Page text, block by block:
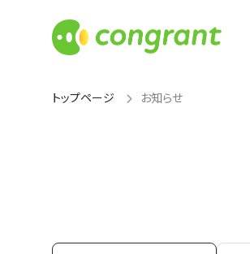
トップページ お知らせ